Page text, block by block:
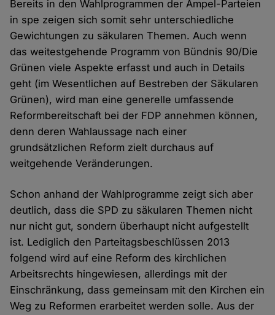
Bereits in den Wahlprogrammen der Ampel-Parteien
in spe zeigen sich somit sehr unterschiedliche
Gewichtungen zu säkularen Themen. Auch wenn
das weitestgehende Programm von Bündnis 90/Die
Grünen viele Aspekte erfasst und auch in Details
geht (im Wesentlichen auf Bestreben der Säkularen
Grünen), wird man eine generelle umfassende
Reformbereitschaft bei der FDP annehmen können,
denn deren Wahlaussage nach einer
grundsätzlichen Reform zielt durchaus auf
weitgehende Veränderungen.
Schon anhand der Wahlprogramme zeigt sich aber
deutlich, dass die SPD zu säkularen Themen nicht
nur nicht gut, sondern überhaupt nicht aufgestellt
ist. Lediglich den Parteitagsbeschlüssen 2013
folgend wird auf eine Reform des kirchlichen
Arbeitsrechts hingewiesen, allerdings mit der
Einschränkung, dass gemeinsam mit den Kirchen ein
Weg zu Reformen erarbeitet werden solle. Aus der